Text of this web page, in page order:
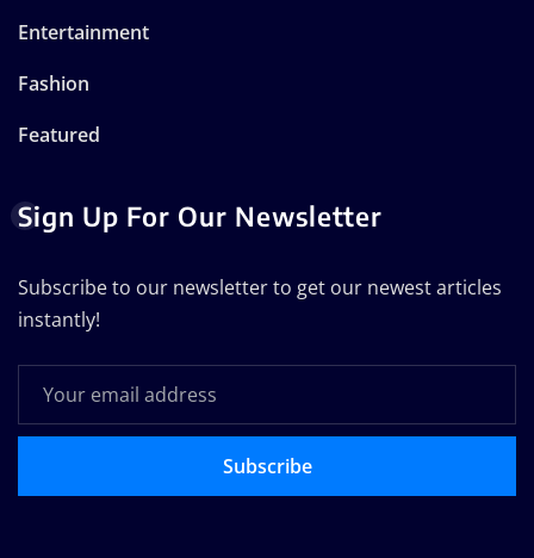
Entertainment
Fashion
Featured
Sign Up For Our Newsletter
Subscribe to our newsletter to get our newest articles
instantly!
Subscribe